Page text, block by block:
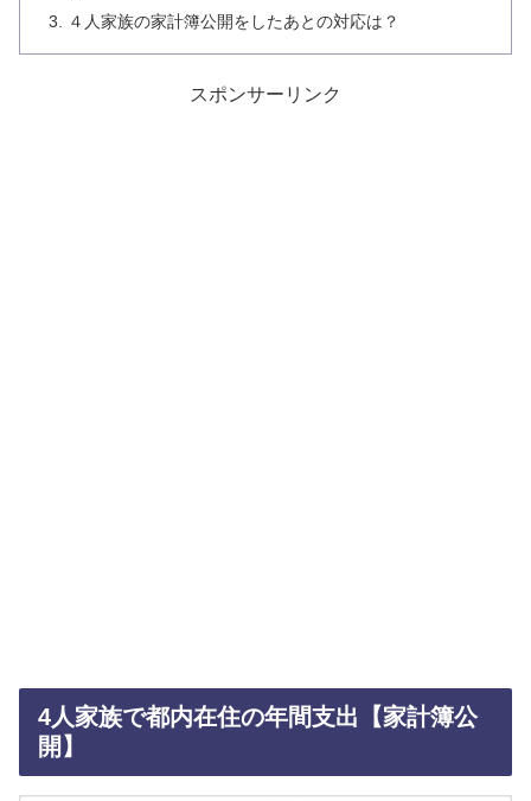
４人家族の家計簿公開をしたあとの対応は？
スポンサーリンク
4人家族で都内在住の年間支出【家計簿公
開】